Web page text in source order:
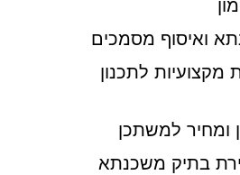
ואיסוף מסמכים
מקצועיות לתכנון
ומחיר למשתכן
בתיק משכנתא